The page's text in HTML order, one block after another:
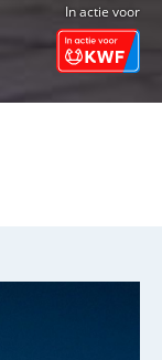
In actie voor